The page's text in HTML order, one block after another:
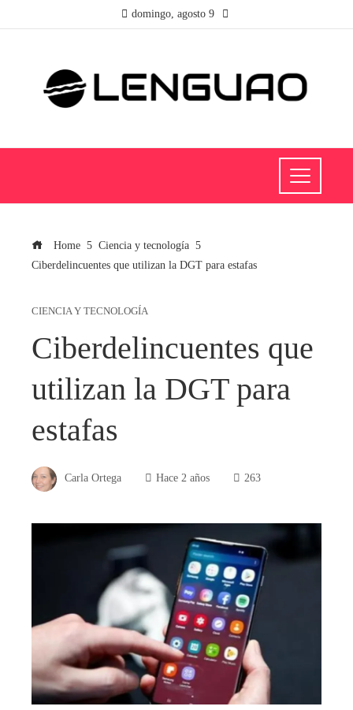
domingo, agosto 9
Home
Ciencia y tecnología
Ciberdelincuentes que utilizan la DGT para estafas
CIENCIA Y TECNOLOGÍA
Ciberdelincuentes que
utilizan la DGT para
estafas
Carla Ortega Hace 2 años 263